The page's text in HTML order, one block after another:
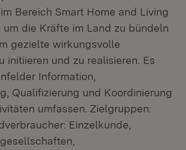
Bereich Smart Home and Living
um die Kräfte im Land zu bündeln
gezielte wirkungsvolle
initiieren und zu realisieren. Es
Information,
Qualifizierung und Koordinierung
umfassen. Zielgruppen:
Einzelkunde,